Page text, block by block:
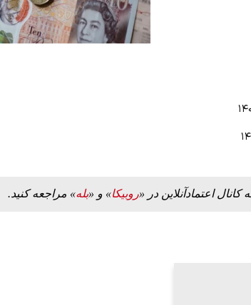
اعتمادآنلاین در «روبیکا» و «بله» مراجعه کنید.